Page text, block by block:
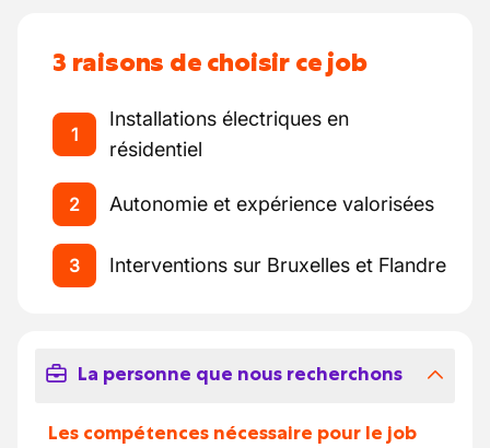
3 raisons de choisir ce job
1
Installations électriques en
résidentiel
2 Autonomie et expérience valorisées
3 Interventions sur Bruxelles et Flandre
La personne que nous recherchons
Les compétences nécessaire pour le job